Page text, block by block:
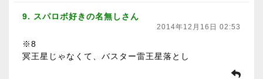
9. スパロボ好きの名無しさん
2014年12月16日 02:53
※8
冥王星じゃなくて、バスター雷王星落とし